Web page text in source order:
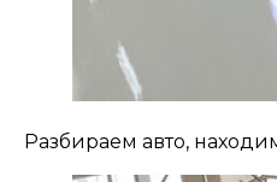
Разбираем авто,